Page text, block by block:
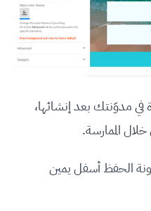
مدوّنتك بعد إنشائها،
الممارسة.
الحفظ أسفل يمين